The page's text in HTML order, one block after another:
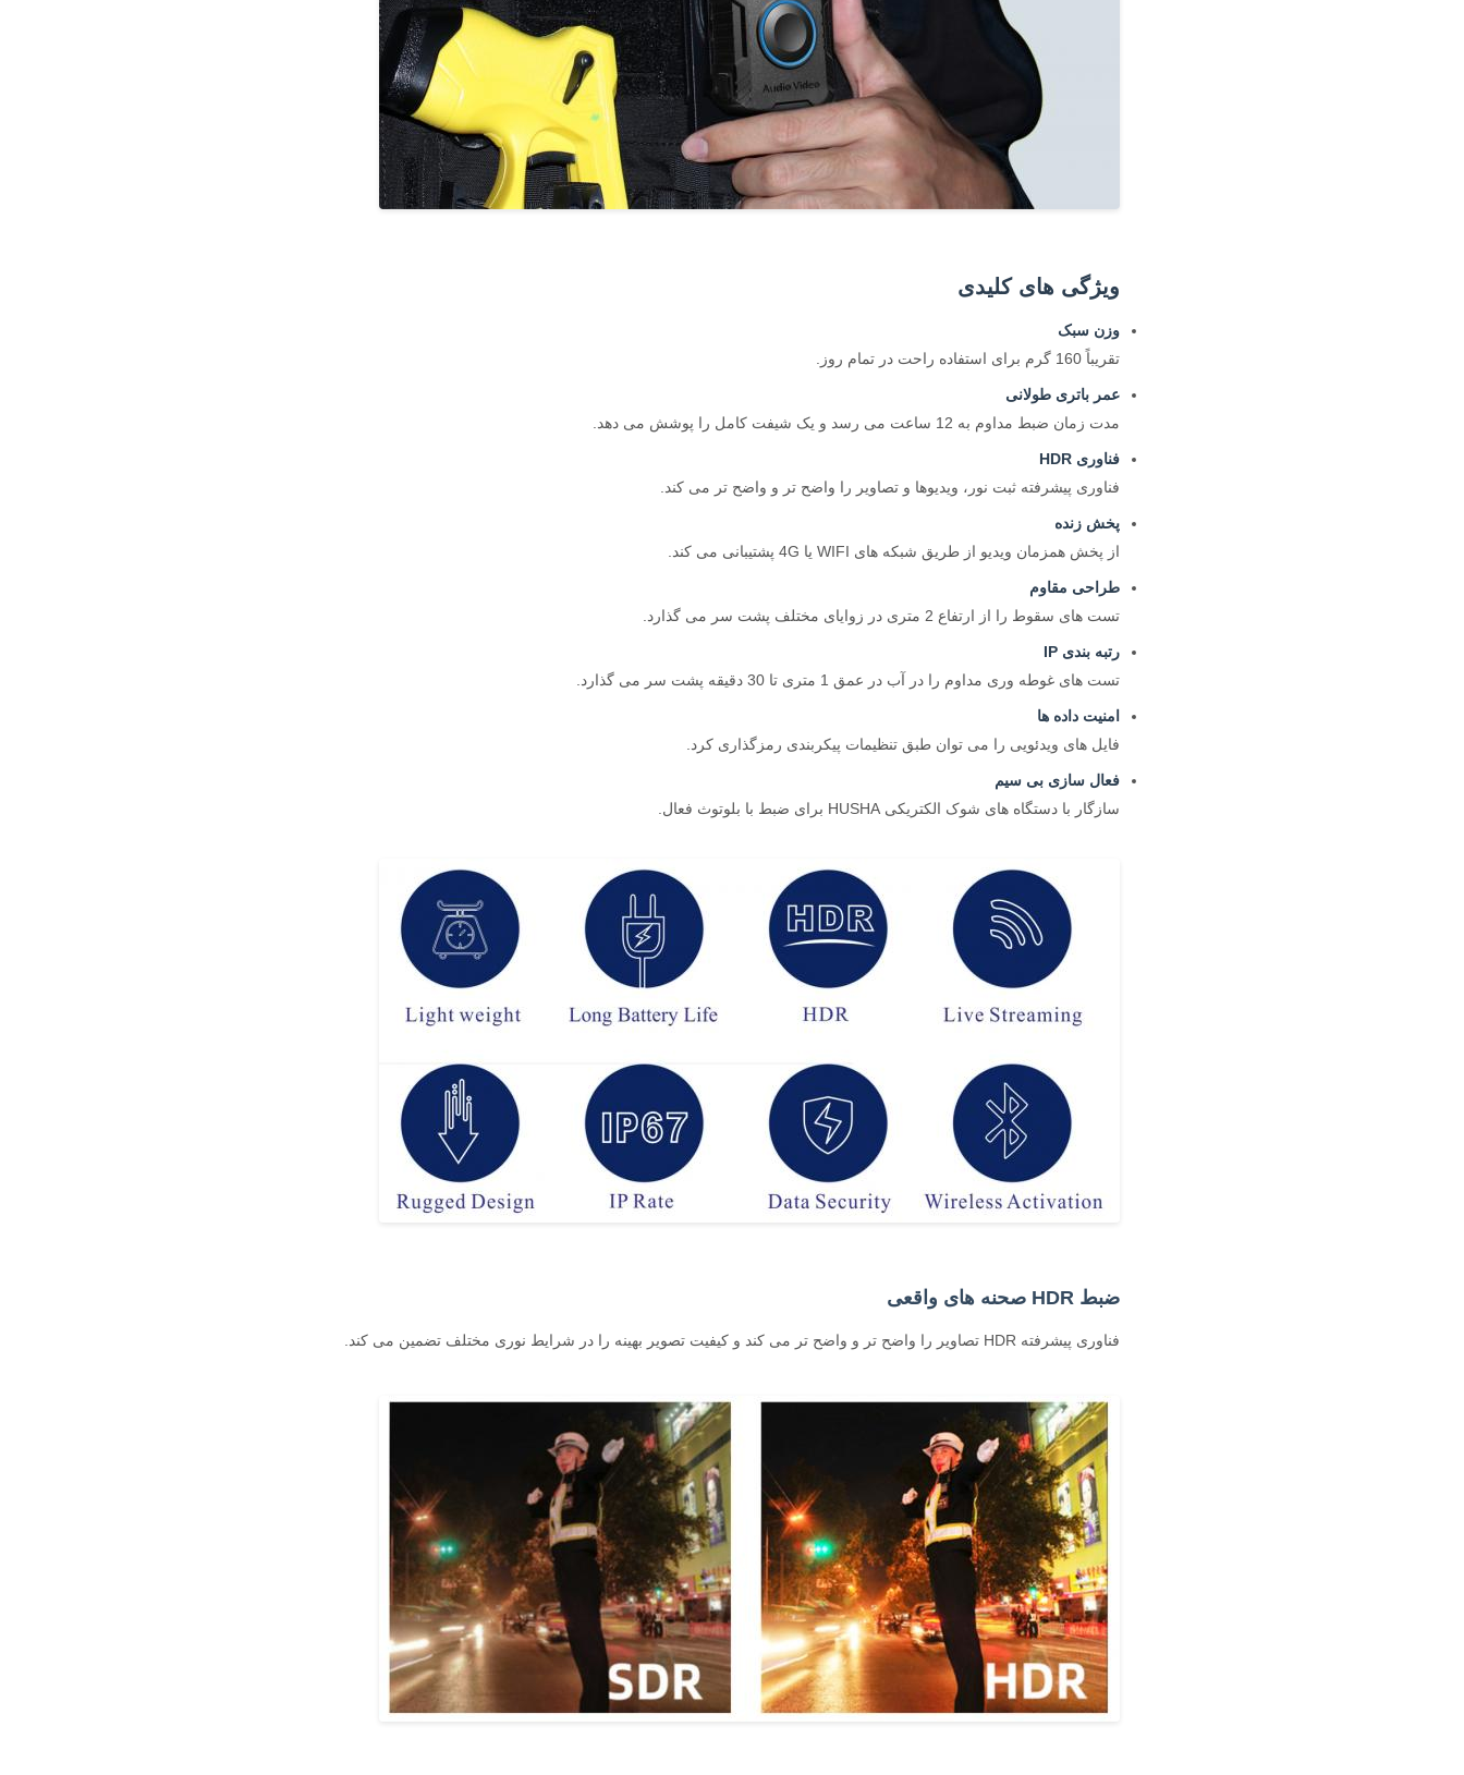
ویژگی های کلیدی
وزن سبک
تقریباً 160 گرم برای استفاده راحت در تمام روز.
عمر باتری طولانی
مدت زمان ضبط مداوم به 12 ساعت می رسد و یک شیفت کامل را پوشش می دهد.
فناوری HDR
فناوری پیشرفته ثبت نور، ویدیوها و تصاویر را واضح تر و واضح تر می کند.
پخش زنده
از پخش همزمان ویدیو از طریق شبکه های WIFI یا 4G پشتیبانی می کند.
طراحی مقاوم
تست های سقوط را از ارتفاع 2 متری در زوایای مختلف پشت سر می گذارد.
رتبه بندی IP
تست های غوطه وری مداوم را در آب در عمق 1 متری تا 30 دقیقه پشت سر می گذارد.
امنیت داده ها
فایل های ویدئویی را می توان طبق تنظیمات پیکربندی رمزگذاری کرد.
فعال سازی بی سیم
سازگار با دستگاه های شوک الکتریکی HUSHA برای ضبط با بلوتوث فعال.
ضبط HDR صحنه های واقعی
فناوری پیشرفته HDR تصاویر را واضح تر و واضح تر می کند و کیفیت تصویر بهینه را در شرایط نوری مختلف تضمین می کند.